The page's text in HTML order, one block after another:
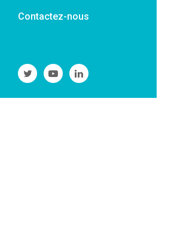
Contactez-nous
Suivre
l'ANSM
Twitter
Suivre
l'ANSM
Youtube
Suivre
l'ANSM
Linkedin